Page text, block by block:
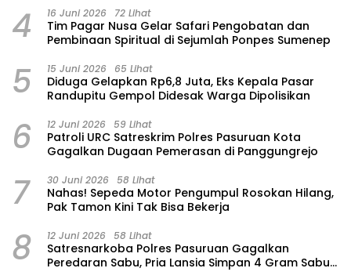
4 16 Juni 2026 72 Lihat
Tim Pagar Nusa Gelar Safari Pengobatan dan
Pembinaan Spiritual di Sejumlah Ponpes Sumenep
5 15 Juni 2026 65 Lihat
‎Diduga Gelapkan Rp6,8 Juta, Eks Kepala Pasar
Randupitu Gempol Didesak Warga Dipolisikan
6 12 Juni 2026 59 Lihat
Patroli URC Satreskrim Polres Pasuruan Kota
Gagalkan Dugaan Pemerasan di Panggungrejo
7 30 Juni 2026 58 Lihat
‎Nahas! Sepeda Motor Pengumpul Rosokan Hilang,
Pak Tamon Kini Tak Bisa Bekerja
8 12 Juni 2026 58 Lihat
Satresnarkoba Polres Pasuruan Gagalkan
Peredaran Sabu, Pria Lansia Simpan 4 Gram Sabu